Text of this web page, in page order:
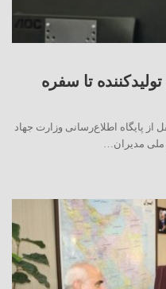
تا سفره
از پایگاه اطلاع‌رسانی وزارت جهاد
ملی مدیران…